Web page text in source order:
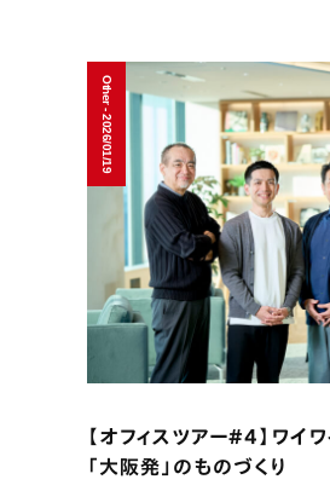
Other - 2026/01/19
【オフィスツアー#4】ワイ
「大阪発」のものづくり